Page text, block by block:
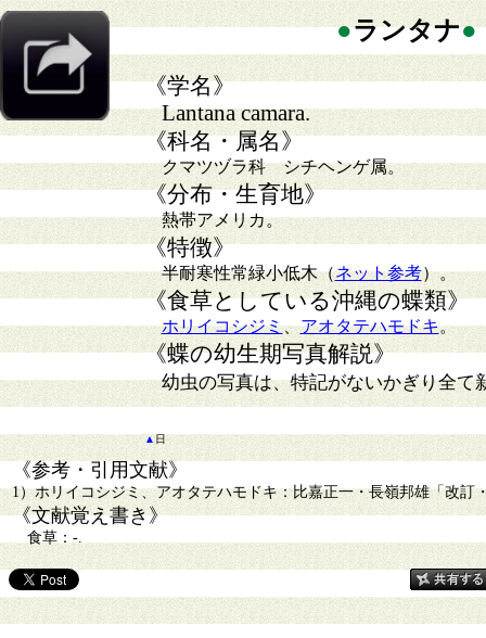
●ランタナ●
《学名》
Lantana camara.
《科名・属名》
クマツヅラ科 シチヘンゲ属。
《分布・生育地》
熱帯アメリカ。
《特徴》
半耐寒性常緑小低木（ネット参考）。
《食草としている沖縄の蝶類》
ホリイコシジミ、アオタテハモドキ。
《蝶の幼生期写真解説》
幼虫の写真は、特記がないかぎり全て
▲ 日
《参考・引用文献》
1）ホリイコシジミ、アオタテハモドキ：比嘉正一・長嶺邦雄「改訂
《文献覚え書き》
食草：-.